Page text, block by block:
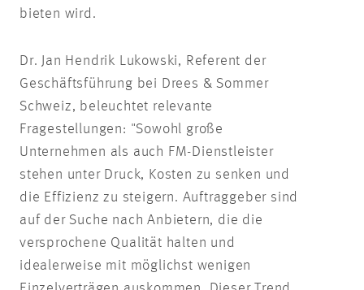
bieten wird.
Dr. Jan Hendrik Lukowski, Referent der
Geschäftsführung bei Drees & Sommer
Schweiz, beleuchtet relevante
Fragestellungen: "Sowohl große
Unternehmen als auch FM-Dienstleister
stehen unter Druck, Kosten zu senken und
die Effizienz zu steigern. Auftraggeber sind
auf der Suche nach Anbietern, die die
versprochene Qualität halten und
idealerweise mit möglichst wenigen